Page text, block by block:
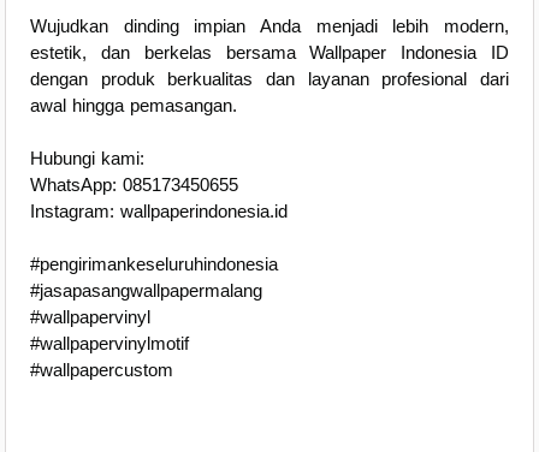
Wujudkan dinding impian Anda menjadi lebih modern,
estetik, dan berkelas bersama Wallpaper Indonesia ID
dengan produk berkualitas dan layanan profesional dari
awal hingga pemasangan.
Hubungi kami:
WhatsApp: 085173450655
Instagram: wallpaperindonesia.id
#pengirimankeseluruhindonesia
#jasapasangwallpapermalang
#wallpapervinyl
#wallpapervinylmotif
#wallpapercustom